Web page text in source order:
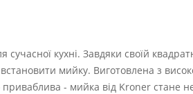
кухні. Завдяки своїй
мийку. Виготовлена з
- мийка від Kroner стане